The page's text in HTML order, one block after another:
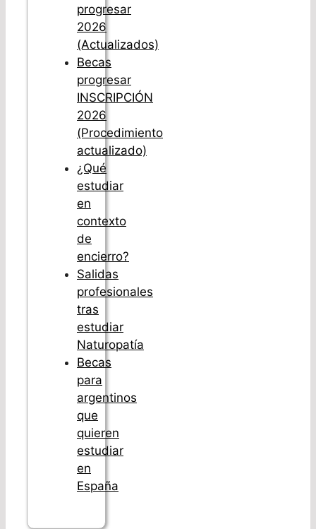
progresar
2026
(Actualizados)
Becas
progresar
INSCRIPCIÓN
2026
(Procedimiento
actualizado)
¿Qué
estudiar
en
contexto
de
encierro?
Salidas
profesionales
tras
estudiar
Naturopatía
Becas
para
argentinos
que
quieren
estudiar
en
España